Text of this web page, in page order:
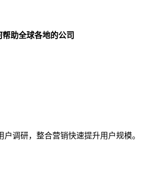
助全球各地的公司
户调研，整合营销快速提升用户规模。